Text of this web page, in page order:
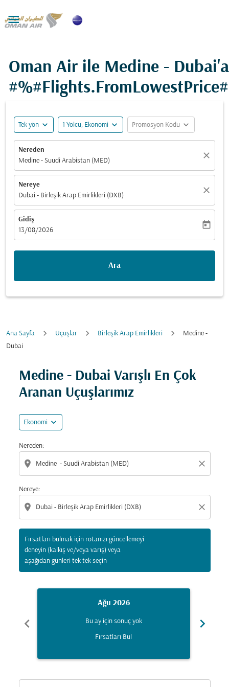

Oman Air ile Medine - Dubai'a
Tek yön expand_more 1 Yolcu, Ekonomi expand_more Promosyon Kodu expand_more
Nereden
Medine - Suudi Arabistan (MED)
close
Nereye
Dubai - Birleşik Arap Emirlikleri (DXB)
close
Gidiş
fc-booking-departure-date-aria-label
13/08/2026
today
Ara
Ana Sayfa Uçuşlar Birleşik Arap Emirlikleri
Medine -
Dubai
Medine - Dubai Varışlı En Çok
Aranan Uçuşlarımız
Ekonomi expand_more
Nereden:
location_on close
Nereye:
location_on close
Fırsatları bulmak için rotanızı güncellemeyi
deneyin (kalkış ve/veya varış) veya
aşağıdan günleri tek tek seçin
Fırsatları bulmak için rotanızı güncellemeyi deneyin
chevron_left
Ağu 2026
Bu ay için sonuç yok
Fırsatları Bul
chevron_right